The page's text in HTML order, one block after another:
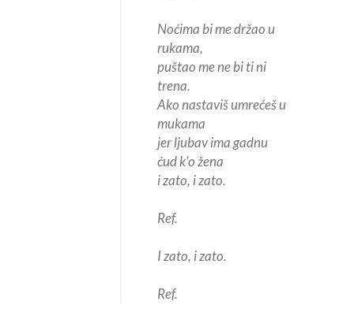
Noćima bi me držao u
rukama,
puštao me ne bi ti ni
trena.
Ako nastaviš umrećeš u
mukama
jer ljubav ima gadnu
ćud k'o žena
i zato, i zato.
Ref.
I zato, i zato.
Ref.